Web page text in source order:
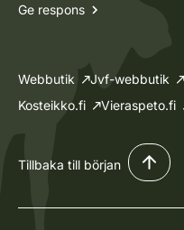
Ge respons
Webbutik Jvf-webbutik
Kosteikko.fi
Vieraspeto.fi
Tillbaka till början